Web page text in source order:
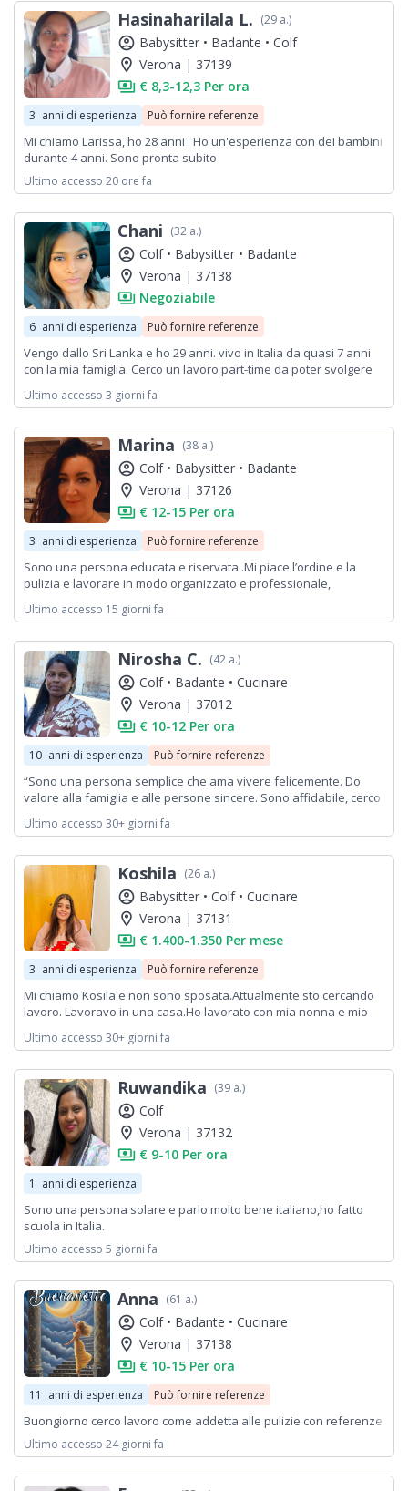
domestiche. Scelgo di lavorare presso famiglie perché per indole
mi piace prendermi cura degli altri.
Hasinaharilala L. (29 a.)
account_circle Babysitter • Badante • Colf
location_on Verona | 37139
payments € 8,3-12,3 Per ora
3 anni di esperienza Può fornire referenze
Mi chiamo Larissa, ho 28 anni . Ho un'esperienza con dei bambini
durante 4 anni. Sono pronta subito
Ultimo accesso 20 ore fa
Chani (32 a.)
account_circle Colf • Babysitter • Badante
location_on Verona | 37138
payments Negoziabile
6 anni di esperienza Può fornire referenze
Vengo dallo Sri Lanka e ho 29 anni. vivo in Italia da quasi 7 anni
con la mia famiglia. Cerco un lavoro part-time da poter svolgere
correlati da più di 6 anni e sono una persona onesta e molto
con cui posso lavorare. cordialmente Chani
Ultimo accesso 3 giorni fa
Marina (38 a.)
account_circle Colf • Babysitter • Badante
location_on Verona | 37126
payments € 12-15 Per ora
3 anni di esperienza Può fornire referenze
Sono una persona educata e riservata .Mi piace l’ordine e la
pulizia e lavorare in modo organizzato e professionale,
Ultimo accesso 15 giorni fa
Nirosha C. (42 a.)
account_circle Colf • Badante • Cucinare
location_on Verona | 37012
payments € 10-12 Per ora
10 anni di esperienza Può fornire referenze
“Sono una persona semplice che ama vivere felicemente. Do
valore alla famiglia e alle persone sincere. Sono affidabile, cerco
mi piace guardare la vita con un sorriso. Apprezzo il rispetto e
Ultimo accesso 30+ giorni fa
Koshila (26 a.)
account_circle Babysitter • Colf • Cucinare
location_on Verona | 37131
payments € 1.400-1.350 Per mese
3 anni di esperienza Può fornire referenze
Mi chiamo Kosila e non sono sposata.Attualmente sto cercando
lavoro. Lavoravo in una casa.Ho lavorato con mia nonna e mio
lavorato per un anno alla Valpolicella.
Ultimo accesso 30+ giorni fa
Ruwandika (39 a.)
account_circle Colf
location_on Verona | 37132
payments € 9-10 Per ora
1 anni di esperienza
Sono una persona solare e parlo molto bene italiano,ho fatto
scuola in Italia.
Ultimo accesso 5 giorni fa
Anna (61 a.)
account_circle Colf • Badante • Cucinare
location_on Verona | 37138
payments € 10-15 Per ora
11 anni di esperienza Può fornire referenze
Buongiorno cerco lavoro come addetta alle pulizie con referenze
Ultimo accesso 24 giorni fa